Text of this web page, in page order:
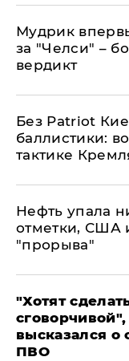
Мудрик
за "Челси" –
вердикт
​Без Patriot
баллистики:
тактике
Нефть упала
отметки, США
"прорыва"
​"Хотят
высказался о
ПВО